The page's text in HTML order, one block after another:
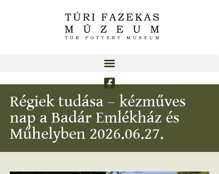
Régiek tudása – kézműves
nap a Badár Emlékház és
Műhelyben 2026.06.27.